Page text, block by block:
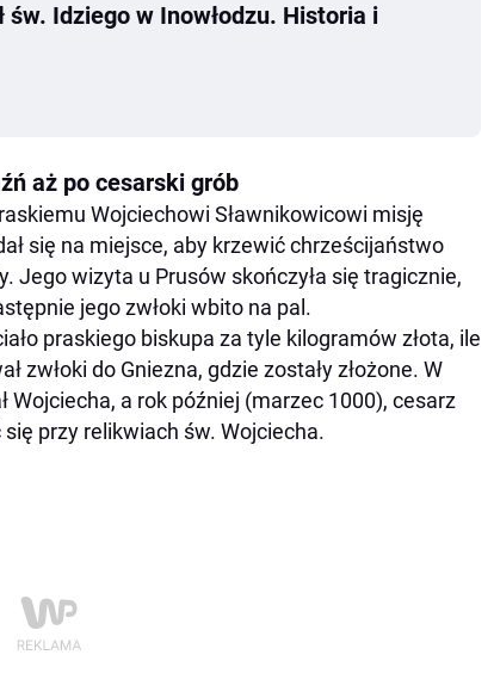
św. Idziego w Inowłodzu. Historia i
aż po cesarski grób
Wojciechowi Sławnikowicowi misję
się na miejsce, aby krzewić chrześcijaństwo
Jego wizyta u Prusów skończyła się tragicznie,
jego zwłoki wbito na pal.
praskiego biskupa za tyle kilogramów złota, ile
zwłoki do Gniezna, gdzie zostały złożone. W
Wojciecha, a rok później (marzec 1000), cesarz
przy relikwiach św. Wojciecha.